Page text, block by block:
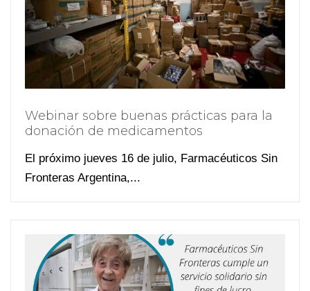
Webinar sobre buenas prácticas para la
donación de medicamentos
El próximo jueves 16 de julio, Farmacéuticos Sin
Fronteras Argentina,...